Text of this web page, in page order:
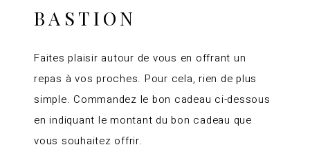
BASTION
Faites plaisir autour de vous en offrant un
repas à vos proches. Pour cela, rien de plus
simple. Commandez le bon cadeau ci-dessous
en indiquant le montant du bon cadeau que
vous souhaitez offrir.